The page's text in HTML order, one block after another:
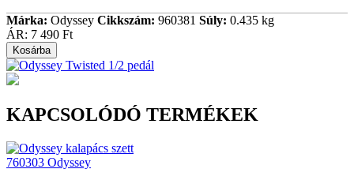
Márka: Odyssey Cikkszám: 960381 Súly: 0.435 kg
ÁR: 7 490 Ft
Kosárba
KAPCSOLÓDÓ TERMÉKEK
760303 Odyssey